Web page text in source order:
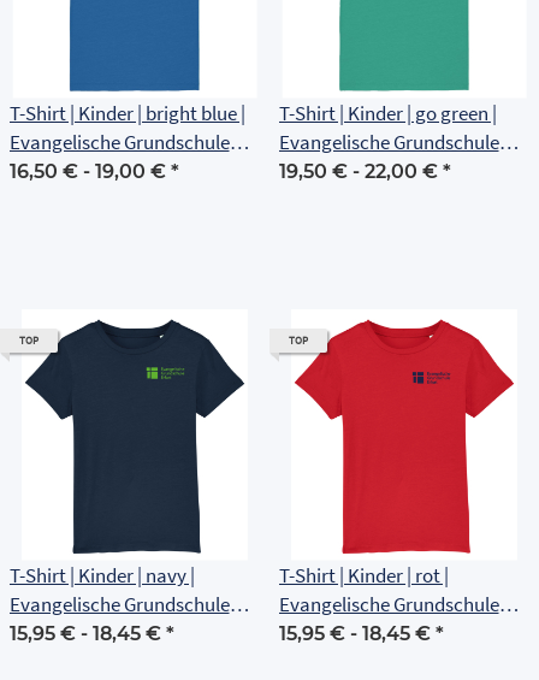
T-Shirt | Kinder | bright blue |
Evangelische Grundschule
Erfurt
16,50 € - 19,00 € *
T-Shirt | Kinder | go green |
Evangelische Grundschule
Erfurt
19,50 € - 22,00 € *
TOP
T-Shirt | Kinder | navy |
Evangelische Grundschule
Erfurt
15,95 € - 18,45 € *
TOP
T-Shirt | Kinder | rot |
Evangelische Grundschule
Erfurt
15,95 € - 18,45 € *